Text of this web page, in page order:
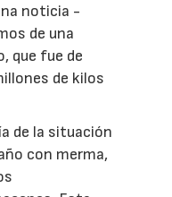
noticia -
de una
que fue de
de kilos
de la situación
con merma,